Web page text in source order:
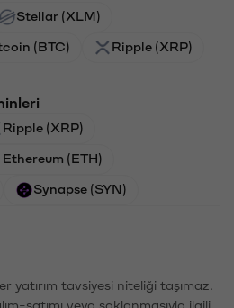
Stellar (XLM)
(BTC) Ripple (XRP)
Ripple (XRP)
Ethereum (ETH)
Synapse (SYN)
yatırım tavsiyesi niteliği taşımaz.
satımı veya saklanmasıyla ilgili